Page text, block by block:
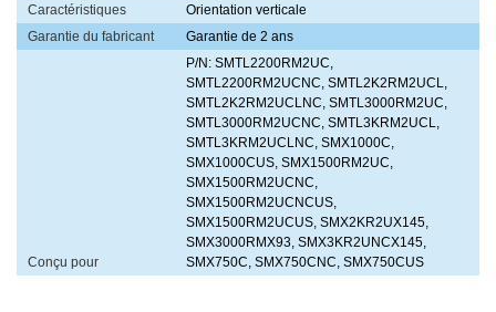
Caractéristiques
Orientation verticale
Garantie du fabricant
Garantie de 2 ans
Conçu pour
P/N: SMTL2200RM2UC,
SMTL2200RM2UCNC, SMTL2K2RM2UCL,
SMTL2K2RM2UCLNC, SMTL3000RM2UC,
SMTL3000RM2UCNC, SMTL3KRM2UCL,
SMTL3KRM2UCLNC, SMX1000C,
SMX1000CUS, SMX1500RM2UC,
SMX1500RM2UCNC,
SMX1500RM2UCNCUS,
SMX1500RM2UCUS, SMX2KR2UX145,
SMX3000RMX93, SMX3KR2UNCX145,
SMX750C, SMX750CNC, SMX750CUS